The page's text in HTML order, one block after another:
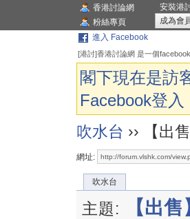
香港討論網
粉絲專頁
安裝港
成為會
進入 Facebook
[港討]香港討論網 是一個
閣下現在是訪
Facebook登
吹水台 ›› 【出
網址:
吹水台
主題: 【出